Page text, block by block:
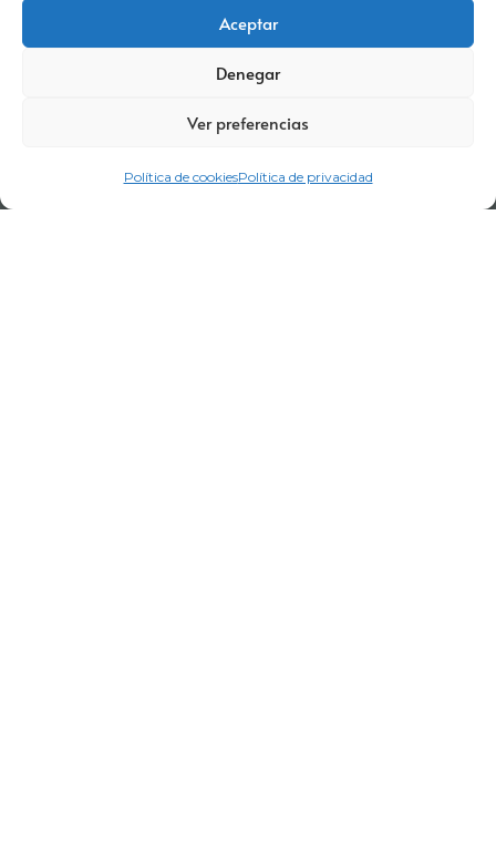
Aceptar
Denegar
Ver preferencias
Política de cookiesPolítica de privacidad